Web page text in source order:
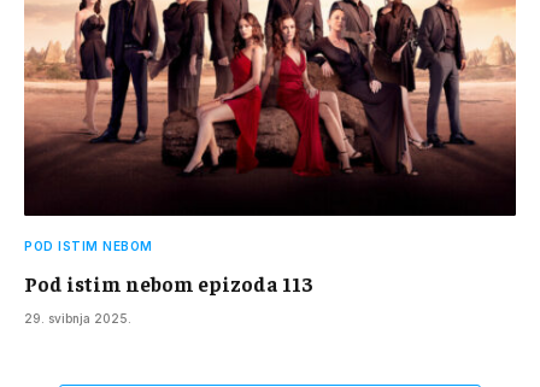
POD ISTIM NEBOM
Pod istim nebom epizoda 113
29. svibnja 2025.